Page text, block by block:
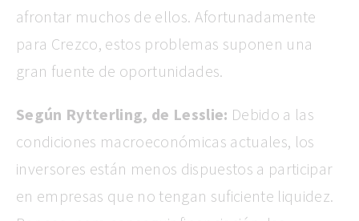
afrontar muchos de ellos. Afortunadamente
para Crezco, estos problemas suponen una
gran fuente de oportunidades.
Según Rytterling, de Lesslie: Debido a las
condiciones macroeconómicas actuales, los
inversores están menos dispuestos a participar
en empresas que no tengan suficiente liquidez.